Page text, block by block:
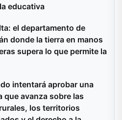
educativa
el departamento de
donde la tierra en manos
supera lo que permite la
intentará aprobar una
que avanza sobre las
los territorios